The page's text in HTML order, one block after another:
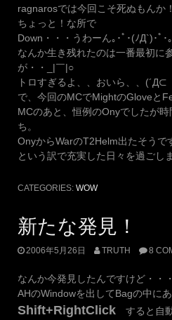
ragnarosでは今回こそ死ぬもんか
ちょっと！な所で
Down・・・うわーん｡･ﾟ･(ﾉД`)･ﾟ･｡
なんか生き残れたのは一番最初に
が・・_|￣|○
トロすぎるよ、、おいら、、(´Д⊂
で、今回のMCでMightのGloveと
MCのあと、恒例のOnyでしたが
ち。
OnyからWarのT2Helm出たそうで
という訳で充実した日々を過ごし
CATEGORIES: WOW
新たな発見！
2006年5月26日 TRUTH 8
なんか今発見したんですけど・・・
AHのWindowを出してBagの中に
Shift+RightClick すると自